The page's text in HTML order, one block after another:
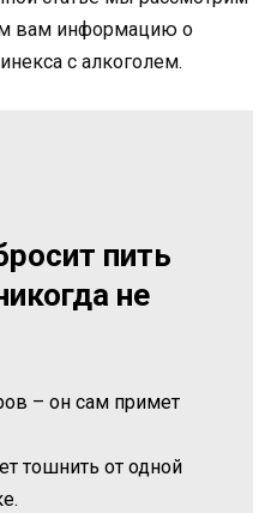
вам информацию о
с алкоголем.
пить
не
– он сам примет
тошнить от одной